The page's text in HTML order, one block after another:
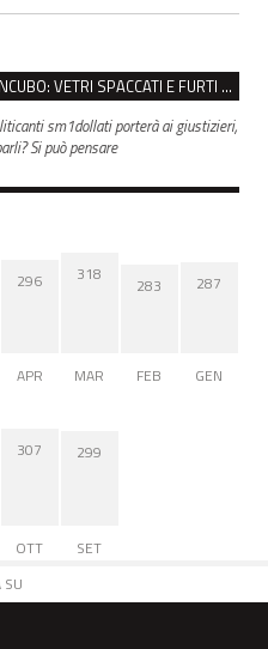
REGGIO, PIAZZALE EUROPA È UN INCUBO: VETRI SPACCATI E FURTI SULLE AUTO IN SOSTA
sm1dollati porterà ai giustizieri,
Si può pensare
296
APR
318
MAR
283
FEB
287
GEN
307
OTT
299
SET